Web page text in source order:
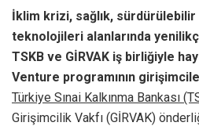
İklim krizi, sağlık,
teknolojileri alanlarında
TSKB ve GİRVAK iş birliğiyle
Venture programının
Türkiye Sınai Kalkınma Bankası
Girişimcilik Vakfı (GİRVAK)